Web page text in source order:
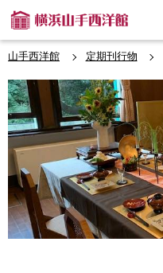
山手西洋館 定期刊行物